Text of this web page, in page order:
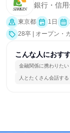
銀行・信
東京都 1日
28卒 | オープン・
こんな人におす
金融関係に携わりたい
人とたくさん会話する